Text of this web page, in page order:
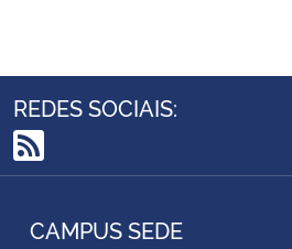
REDES SOCIAIS:
RSS
CAMPUS SEDE